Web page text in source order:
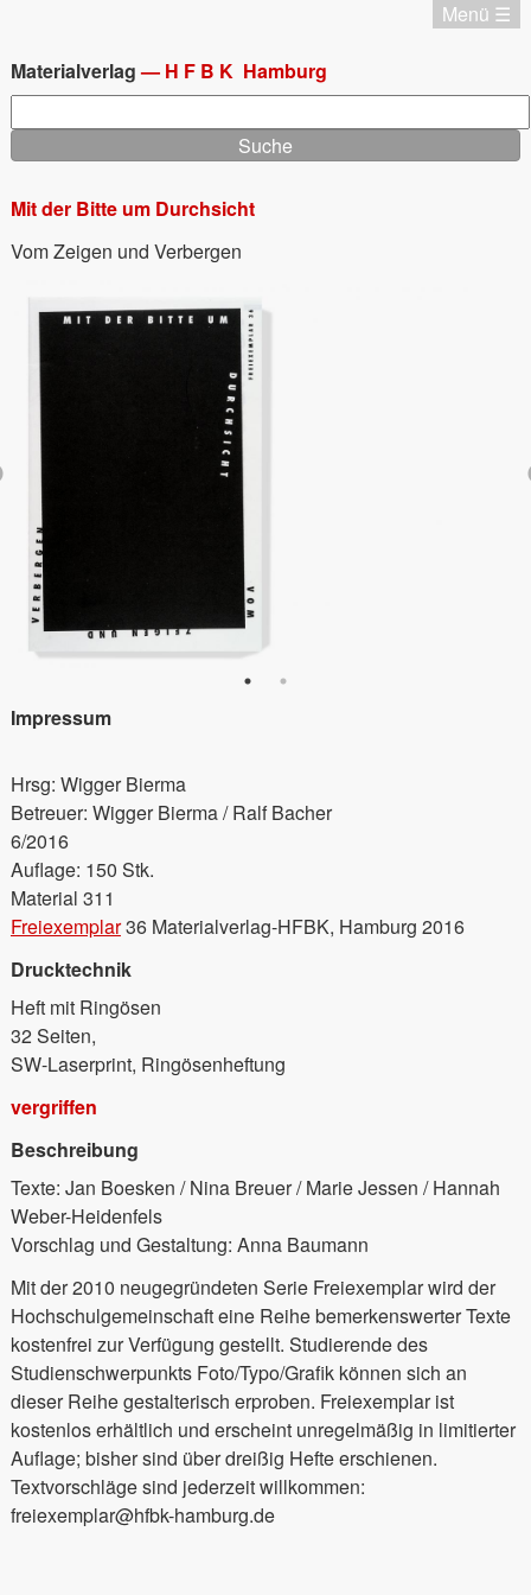
Inhalt
Menü ☰
Chronologie
Editionen
Materialverlag
Aktuell
Startseite
Startseite
Impressum
Datenschutz
English
Materialverlag— HFBK Hamburg
Mit der Bitte um Durchsicht
Vom Zeigen und Verbergen
Impressum
Hrsg: Wigger Bierma
Betreuer: Wigger Bierma / Ralf Bacher
6/2016
Auflage: 150 Stk.
Material 311
Freiexemplar36 Materialverlag-HFBK, Hamburg 2016
Drucktechnik
Heft mit Ringösen
32 Seiten,
SW-Laserprint, Ringösenheftung
vergriffen
Beschreibung
Texte: Jan Boesken / Nina Breuer / Marie Jessen / Hannah
Weber-Heidenfels
Vorschlag und Gestaltung: Anna Baumann
Mit der 2010 neugegründeten Serie Freiexemplar wird der
Hochschulgemeinschaft eine Reihe bemerkenswerter Texte
kostenfrei zur Verfügung gestellt. Studierende des
Studienschwerpunkts Foto/Typo/Grafik können sich an
dieser Reihe gestalterisch erproben. Freiexemplar ist
kostenlos erhältlich und erscheint unregelmäßig in limitierter
Auflage; bisher sind über dreißig Hefte erschienen.
Textvorschläge sind jederzeit willkommen:
freiexemplar@hfbk-hamburg.de